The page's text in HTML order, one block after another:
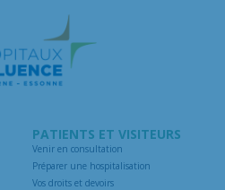
PATIENTS ET VISITEURS
Venir en consultation
Préparer une hospitalisation
Vos droits et devoirs